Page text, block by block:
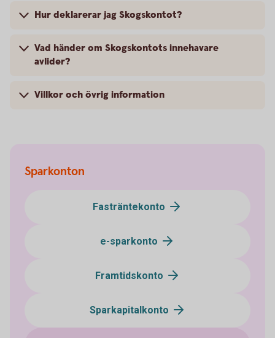
Hur deklarerar jag Skogskontot?
Vad händer om Skogskontots innehavare
avlider?
Villkor och övrig information
Sparkonton
Fasträntekonto
e-sparkonto
Framtidskonto
Sparkapitalkonto